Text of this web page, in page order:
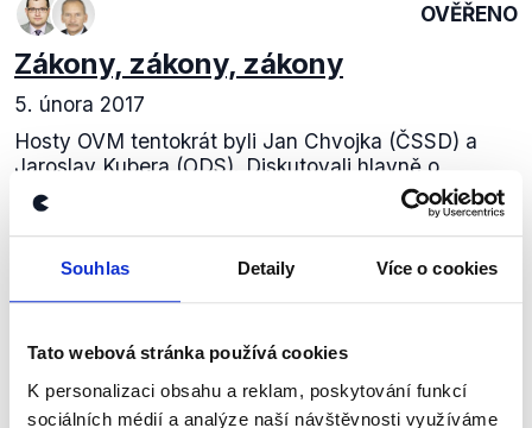
Souhlas Detaily Více o cookies
Tato webová stránka používá cookies
K personalizaci obsahu a reklam, poskytování funkcí
sociálních médií a analýze naší návštěvnosti využíváme
OVĚŘENO
Zákony, zákony, zákony
5. února 2017
Hosty OVM tentokrát byli Jan Chvojka (ČSSD) a
Jaroslav Kubera (ODS). Diskutovali hlavně o
legislativním procesu a novinkách, jako je třeba tzv.
protikuřácký zákon nebo zákon o střetu zájmů,...
Číst dál
Zůstaňme v kontaktu